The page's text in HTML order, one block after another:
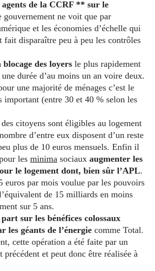
agents de la CCRF ** sur le
gouvernement ne voit que par
et les économies d’échelle qui
fait disparaître peu à peu les contrôles
des loyers le plus rapidement
durée d’au moins un an voire deux.
une majorité de ménages c’est le
important (entre 30 et 40 % selon les
citoyens sont éligibles au logement
d’entre eux disposent d’un reste
plus de 10 euros mensuels. Enfin il
les minima sociaux augmenter les
le logement dont, bien sûr l’APL.
euros par mois voulue par les pouvoirs
de 15 milliards en moins
sur 5 ans.
sur les bénéfices colossaux
les géants de l’énergie comme Total.
cette opération a été faite par un
précédent et peut donc être réalisée à